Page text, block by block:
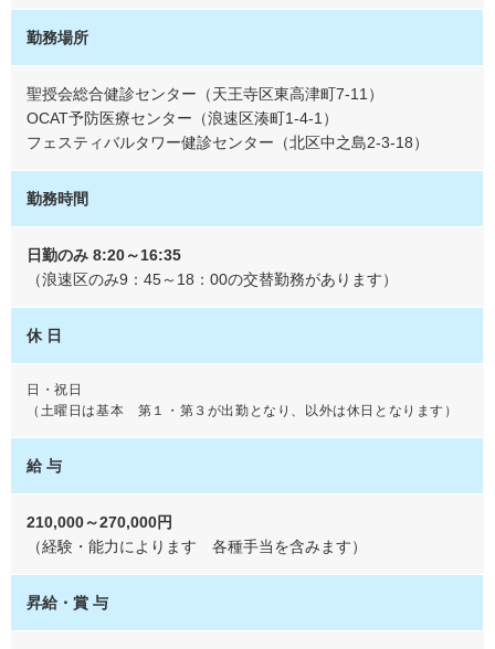
勤務場所
聖授会総合健診センター（天王寺区東高津町7-11）
OCAT予防医療センター（浪速区湊町1-4-1）
フェスティバルタワー健診センター（北区中之島2-3-18）
勤務時間
日勤のみ 8:20～16:35
（浪速区のみ9：45～18：00の交替勤務があります）
休 日
日・祝日
（土曜日は基本 第１・第３が出勤となり、以外は休日となります）
給 与
210,000～270,000円
（経験・能力によります 各種手当を含みます）
昇給・賞 与